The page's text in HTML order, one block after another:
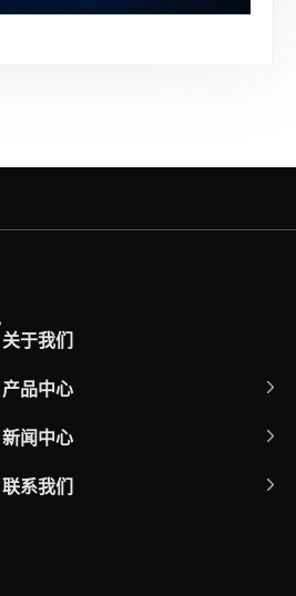
关于我们
产品中心
新闻中心
联系我们